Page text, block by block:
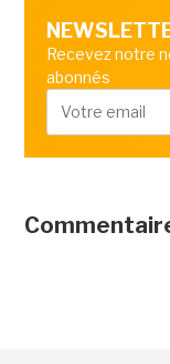
Recevez notre
abonnés